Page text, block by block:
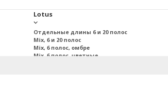
Lotus
Отдельные длины 6 и 20 полос
Mix, 6 и 20 полос
Mix, 6 полос, омбре
Mix, 6 полос, цветные